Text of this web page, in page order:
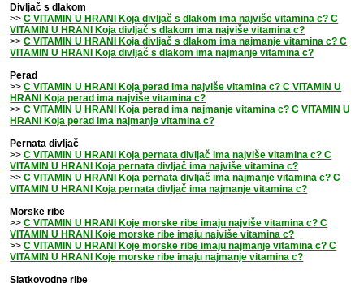
Divljač s dlakom
>>C VITAMIN U HRANI Koja divljač s dlakom ima najviše vitamina c? C
VITAMIN U HRANI Koja divljač s dlakom ima najviše vitamina c?
>>C VITAMIN U HRANI Koja divljač s dlakom ima najmanje vitamina c? C
VITAMIN U HRANI Koja divljač s dlakom ima najmanje vitamina c?
Perad
>>C VITAMIN U HRANI Koja perad ima najviše vitamina c? C VITAMIN U
HRANI Koja perad ima najviše vitamina c?
>>C VITAMIN U HRANI Koja perad ima najmanje vitamina c? C VITAMIN U
HRANI Koja perad ima najmanje vitamina c?
Pernata divljač
>>C VITAMIN U HRANI Koja pernata divljač ima najviše vitamina c? C
VITAMIN U HRANI Koja pernata divljač ima najviše vitamina c?
>>C VITAMIN U HRANI Koja pernata divljač ima najmanje vitamina c? C
VITAMIN U HRANI Koja pernata divljač ima najmanje vitamina c?
Morske ribe
>>C VITAMIN U HRANI Koje morske ribe imaju najviše vitamina c? C
VITAMIN U HRANI Koje morske ribe imaju najviše vitamina c?
>>C VITAMIN U HRANI Koje morske ribe imaju najmanje vitamina c? C
VITAMIN U HRANI Koje morske ribe imaju najmanje vitamina c?
Slatkovodne ribe